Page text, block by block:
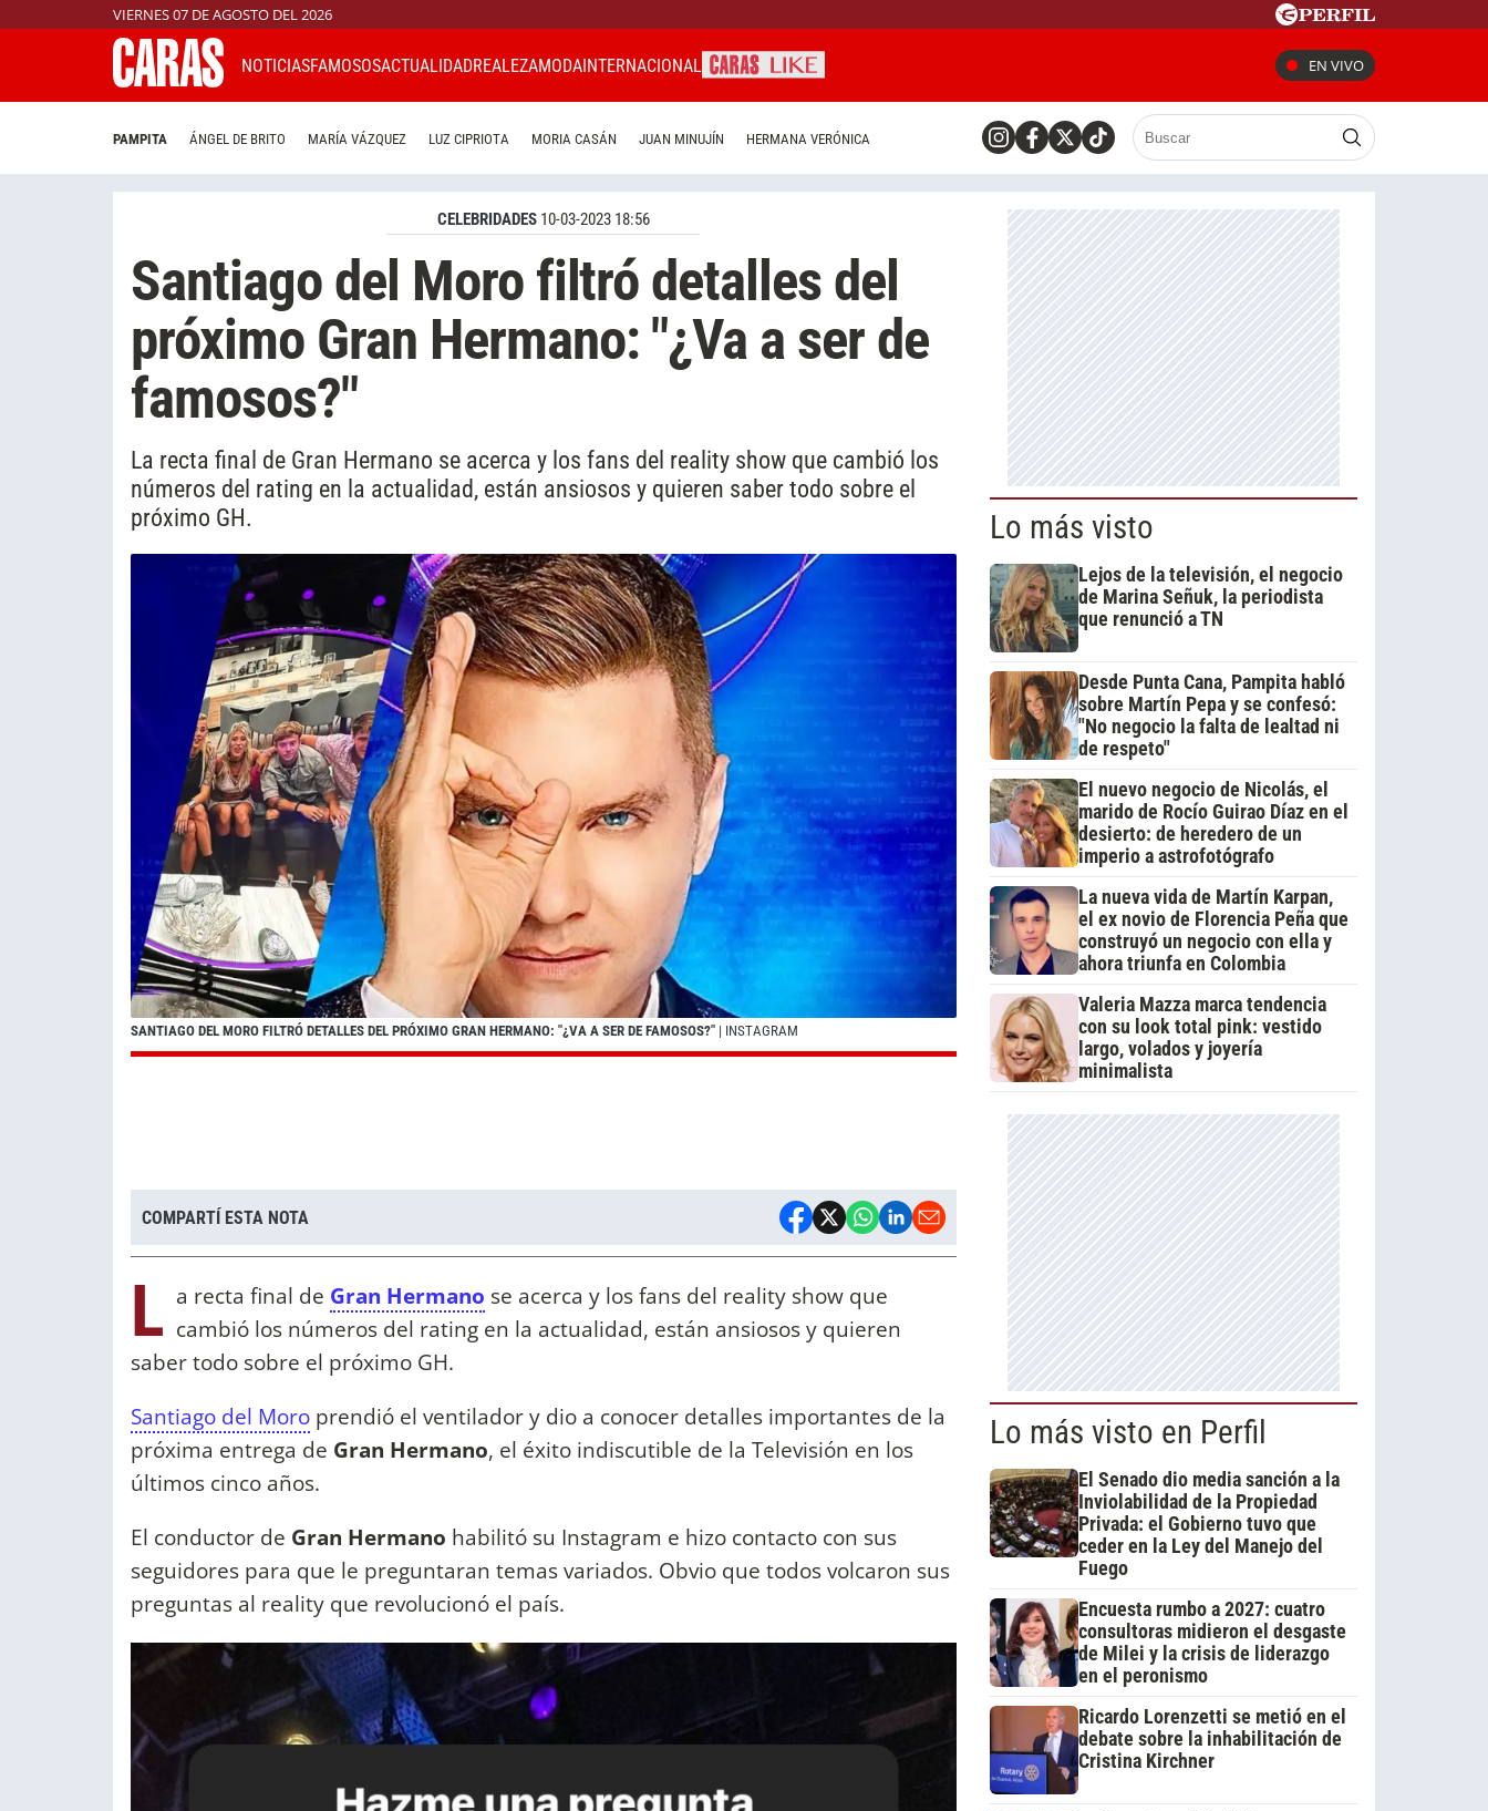
VIERNES 07 DE AGOSTO DEL 2026
NOTICIASFAMOSOSACTUALIDADREALEZAMODAINTERNACIONAL EN VIVO
PAMPITA ÁNGEL DE BRITO MARÍA VÁZQUEZ LUZ CIPRIOTA MORIA CASÁN JUAN MINUJÍN HERMANA VERÓNICA
CELEBRIDADES 10-03-2023 18:56
Santiago del Moro filtró detalles del
próximo Gran Hermano: "¿Va a ser de
famosos?"
La recta final de Gran Hermano se acerca y los fans del reality show que cambió los
números del rating en la actualidad, están ansiosos y quieren saber todo sobre el
próximo GH.
SANTIAGO DEL MORO FILTRÓ DETALLES DEL PRÓXIMO GRAN HERMANO: "¿VA A SER DE FAMOSOS?" | INSTAGRAM
COMPARTÍ ESTA NOTA
L a recta final de Gran Hermano se acerca y los fans del reality show que
cambió los números del rating en la actualidad, están ansiosos y quieren
saber todo sobre el próximo GH.
Santiago del Moro prendió el ventilador y dio a conocer detalles importantes de la
próxima entrega de Gran Hermano, el éxito indiscutible de la Televisión en los
últimos cinco años.
El conductor de Gran Hermano habilitó su Instagram e hizo contacto con sus
seguidores para que le preguntaran temas variados. Obvio que todos volcaron sus
preguntas al reality que revolucionó el país.
Lo más visto
Lejos de la televisión, el negocio
de Marina Señuk, la periodista
que renunció a TN
Desde Punta Cana, Pampita habló
sobre Martín Pepa y se confesó:
"No negocio la falta de lealtad ni
de respeto"
El nuevo negocio de Nicolás, el
marido de Rocío Guirao Díaz en el
desierto: de heredero de un
imperio a astrofotógrafo
La nueva vida de Martín Karpan,
el ex novio de Florencia Peña que
construyó un negocio con ella y
ahora triunfa en Colombia
Valeria Mazza marca tendencia
con su look total pink: vestido
largo, volados y joyería
minimalista
Lo más visto en Perfil
El Senado dio media sanción a la
Inviolabilidad de la Propiedad
Privada: el Gobierno tuvo que
ceder en la Ley del Manejo del
Fuego
Encuesta rumbo a 2027: cuatro
consultoras midieron el desgaste
de Milei y la crisis de liderazgo
en el peronismo
Ricardo Lorenzetti se metió en el
debate sobre la inhabilitación de
Cristina Kirchner